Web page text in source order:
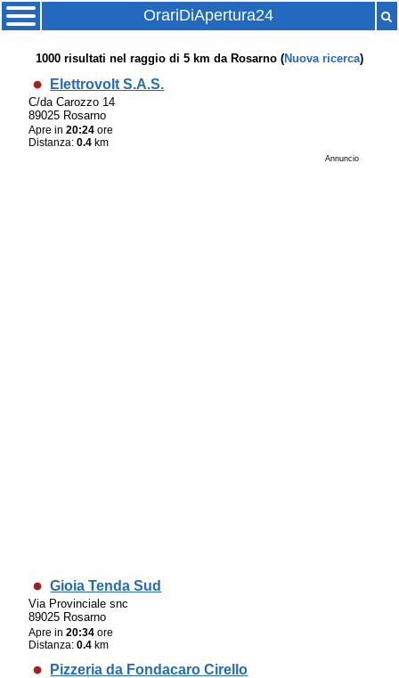
OrariDiApertura24
1000 risultati nel raggio di 5 km da Rosarno (Nuova ricerca)
Elettrovolt S.A.S.
C/da Carozzo 14
89025 Rosarno
Apre in20:24 ore
Distanza:0.4 km
Annuncio
Gioia Tenda Sud
Via Provinciale snc
89025 Rosarno
Apre in20:34 ore
Distanza:0.4 km
Pizzeria da Fondacaro Cirello